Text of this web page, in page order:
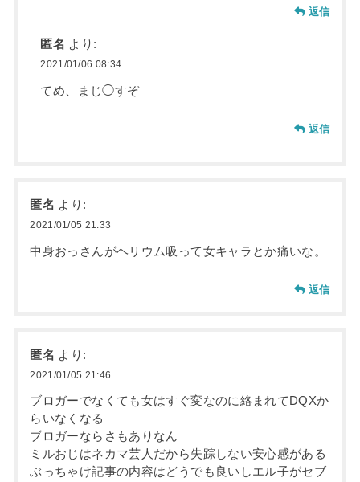
返信
匿名 より:
2021/01/06 08:34
てめ、まじ◯すぞ
返信
匿名 より:
2021/01/05 21:33
中身おっさんがヘリウム吸って女キャラとか痛いな。
返信
匿名 より:
2021/01/05 21:46
ブロガーでなくても女はすぐ変なのに絡まれてDQXか
らいなくなる
ブロガーならさもありなん
ミルおじはネカマ芸人だから失踪しない安心感がある
ぶっちゃけ記事の内容はどうでも良いしエル子がセブ